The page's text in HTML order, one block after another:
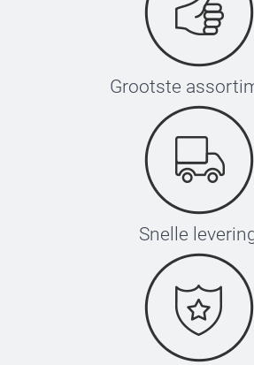
Grootste
Snelle